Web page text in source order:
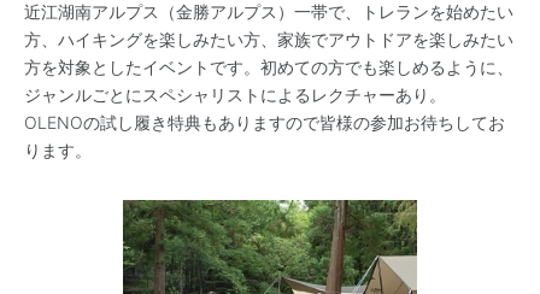
近江湖南アルプス（金勝アルプス）一帯で、トレランを始めたい
方、ハイキングを楽しみたい方、家族でアウトドアを楽しみたい
方を対象としたイベントです。初めての方でも楽しめるように、
ジャンルごとにスペシャリストによるレクチャーあり。
OLENOの試し履き特典もありますので皆様の参加お待ちしてお
ります。